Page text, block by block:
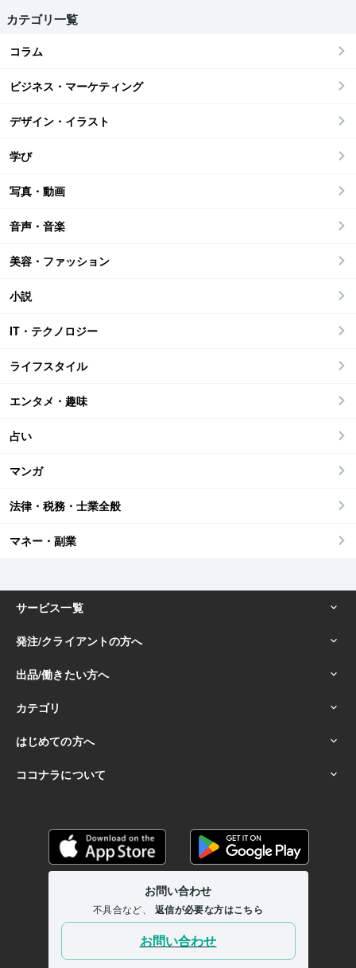
カテゴリ一覧
コラム
ビジネス・マーケティング
デザイン・イラスト
学び
写真・動画
音声・音楽
美容・ファッション
小説
IT・テクノロジー
ライフスタイル
エンタメ・趣味
占い
マンガ
法律・税務・士業全般
マネー・副業